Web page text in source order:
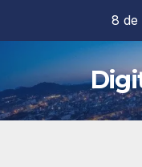
contenido
8 de